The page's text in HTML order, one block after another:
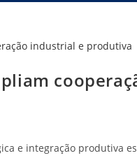
e integração produtiva